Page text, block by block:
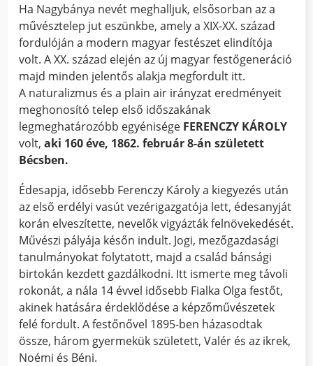
Ha Nagybánya nevét meghalljuk, elsősorban az a
művésztelep jut eszünkbe, amely a XIX-XX. század
fordulóján a modern magyar festészet elindítója
volt. A XX. század elején az új magyar festőgeneráció
majd minden jelentős alakja megfordult itt.
A naturalizmus és a plain air irányzat eredményeit
meghonosító telep első időszakának
legmeghatározóbb egyénisége FERENCZY KÁROLY
volt, aki 160 éve, 1862. február 8-án született
Bécsben.
Édesapja, idősebb Ferenczy Károly a kiegyezés után
az első erdélyi vasút vezérigazgatója lett, édesanyját
korán elveszítette, nevelők vigyázták felnövekedését.
Művészi pályája későn indult. Jogi, mezőgazdasági
tanulmányokat folytatott, majd a család bánsági
birtokán kezdett gazdálkodni. Itt ismerte meg távoli
rokonát, a nála 14 évvel idősebb Fialka Olga festőt,
akinek hatására érdeklődése a képzőművészetek
felé fordult. A festőnővel 1895-ben házasodtak
össze, három gyermekük született, Valér és az ikrek,
Noémi és Béni.